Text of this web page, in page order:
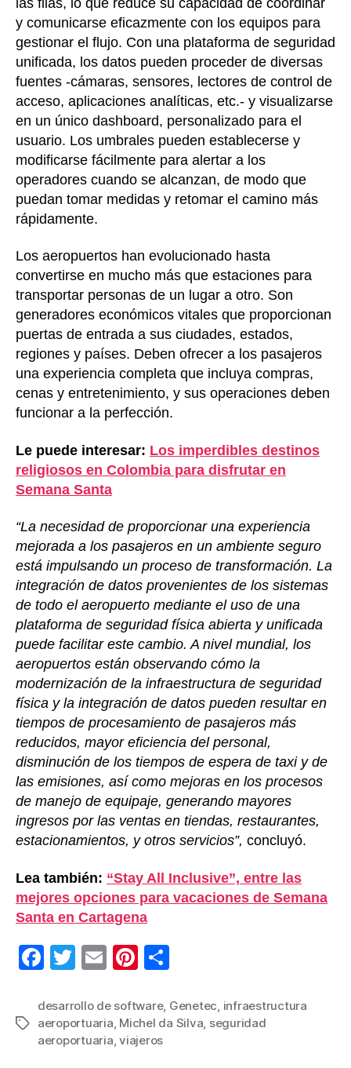
y comunicarse eficazmente con los equipos para
gestionar el flujo. Con una plataforma de seguridad
unificada, los datos pueden proceder de diversas
fuentes -cámaras, sensores, lectores de control de
acceso, aplicaciones analíticas, etc.- y visualizarse
en un único dashboard, personalizado para el
usuario. Los umbrales pueden establecerse y
modificarse fácilmente para alertar a los
operadores cuando se alcanzan, de modo que
puedan tomar medidas y retomar el camino más
rápidamente.
Los aeropuertos han evolucionado hasta
convertirse en mucho más que estaciones para
transportar personas de un lugar a otro. Son
generadores económicos vitales que proporcionan
puertas de entrada a sus ciudades, estados,
regiones y países. Deben ofrecer a los pasajeros
una experiencia completa que incluya compras,
cenas y entretenimiento, y sus operaciones deben
funcionar a la perfección.
Le puede interesar: Los imperdibles destinos
religiosos en Colombia para disfrutar en
Semana Santa
“La necesidad de proporcionar una experiencia
mejorada a los pasajeros en un ambiente seguro
está impulsando un proceso de transformación. La
integración de datos provenientes de los sistemas
de todo el aeropuerto mediante el uso de una
plataforma de seguridad física abierta y unificada
puede facilitar este cambio. A nivel mundial, los
aeropuertos están observando cómo la
modernización de la infraestructura de seguridad
física y la integración de datos pueden resultar en
tiempos de procesamiento de pasajeros más
reducidos, mayor eficiencia del personal,
disminución de los tiempos de espera de taxi y de
las emisiones, así como mejoras en los procesos
de manejo de equipaje, generando mayores
ingresos por las ventas en tiendas, restaurantes,
estacionamientos, y otros servicios”, concluyó.
Lea también: “Stay All Inclusive”, entre las
mejores opciones para vacaciones de Semana
Santa en Cartagena
F
c
e
T
tt
er
E
ail
Pi
er
e
m
p
Etiquetas
desarrollo de software, Genetec, infraestructura
aeroportuaria, Michel da Silva, seguridad
aeroportuaria,viajeros